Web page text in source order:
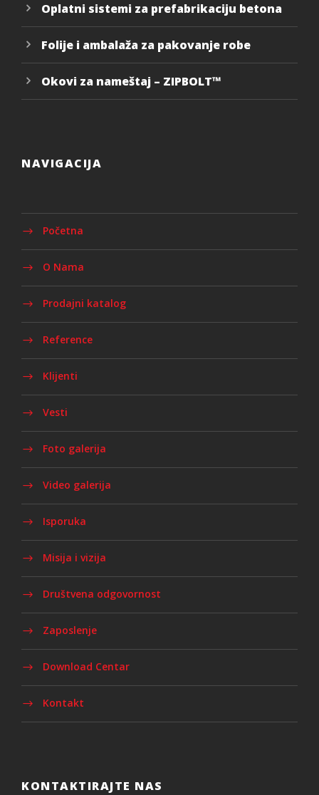
Oplatni sistemi za prefabrikaciju betona
Folije i ambalaža za pakovanje robe
Okovi za nameštaj – ZIPBOLT™
NAVIGACIJA
Početna
O Nama
Prodajni katalog
Reference
Klijenti
Vesti
Foto galerija
Video galerija
Isporuka
Misija i vizija
Društvena odgovornost
Zaposlenje
Download Centar
Kontakt
KONTAKTIRAJTE NAS